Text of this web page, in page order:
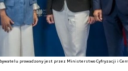
prowadzony jest przez Ministerstwo Cyfryzacji i